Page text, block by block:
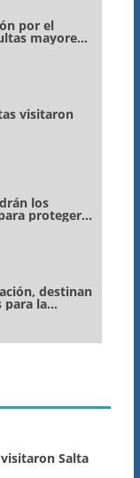
por el
mayores
del Plata y
visitaron
los
proteger
destinan
para la
ruta
Salta